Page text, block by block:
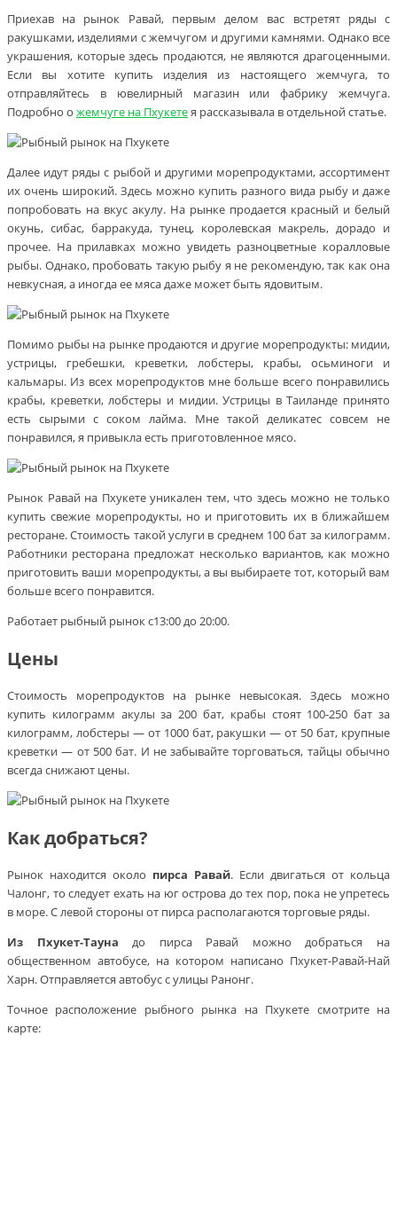
Приехав на рынок Равай, первым делом вас встретят ряды с
ракушками, изделиями с жемчугом и другими камнями. Однако все
украшения, которые здесь продаются, не являются драгоценными.
Если вы хотите купить изделия из настоящего жемчуга, то
отправляйтесь в ювелирный магазин или фабрику жемчуга.
Подробно о жемчуге на Пхукетея рассказывала в отдельной статье.
Далее идут ряды с рыбой и другими морепродуктами, ассортимент
их очень широкий. Здесь можно купить разного вида рыбу и даже
попробовать на вкус акулу. На рынке продается красный и белый
окунь, сибас, барракуда, тунец, королевская макрель, дорадо и
прочее. На прилавках можно увидеть разноцветные коралловые
рыбы. Однако, пробовать такую рыбу я не рекомендую, так как она
невкусная, а иногда ее мяса даже может быть ядовитым.
Помимо рыбы на рынке продаются и другие морепродукты: мидии,
устрицы, гребешки, креветки, лобстеры, крабы, осьминоги и
кальмары. Из всех морепродуктов мне больше всего понравились
крабы, креветки, лобстеры и мидии. Устрицы в Таиланде принято
есть сырыми с соком лайма. Мне такой деликатес совсем не
понравился, я привыкла есть приготовленное мясо.
Рынок Равай на Пхукете уникален тем, что здесь можно не только
купить свежие морепродукты, но и приготовить их в ближайшем
ресторане. Стоимость такой услуги в среднем 100 бат за килограмм.
Работники ресторана предложат несколько вариантов, как можно
приготовить ваши морепродукты, а вы выбираете тот, который вам
больше всего понравится.
Работает рыбный рынок с13:00 до 20:00.
Цены
Стоимость морепродуктов на рынке невысокая. Здесь можно
купить килограмм акулы за 200 бат, крабы стоят 100-250 бат за
килограмм, лобстеры — от 1000 бат, ракушки — от 50 бат, крупные
креветки — от 500 бат. И не забывайте торговаться, тайцы обычно
всегда снижают цены.
Как добраться?
Рынок находится около пирса Равай. Если двигаться от кольца
Чалонг, то следует ехать на юг острова до тех пор, пока не упретесь
в море. С левой стороны от пирса располагаются торговые ряды.
Из Пхукет-Тауна до пирса Равай можно добраться на
общественном автобусе, на котором написано Пхукет-Равай-Най
Харн. Отправляется автобус с улицы Ранонг.
Точное расположение рыбного рынка на Пхукете смотрите на
карте: